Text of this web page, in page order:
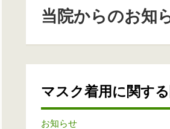
当院からのお知
マスク着用に関す
お知らせ